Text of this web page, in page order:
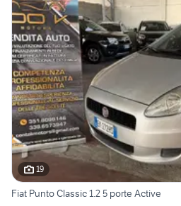
19
Fiat Punto Classic 1.2 5 porte Active